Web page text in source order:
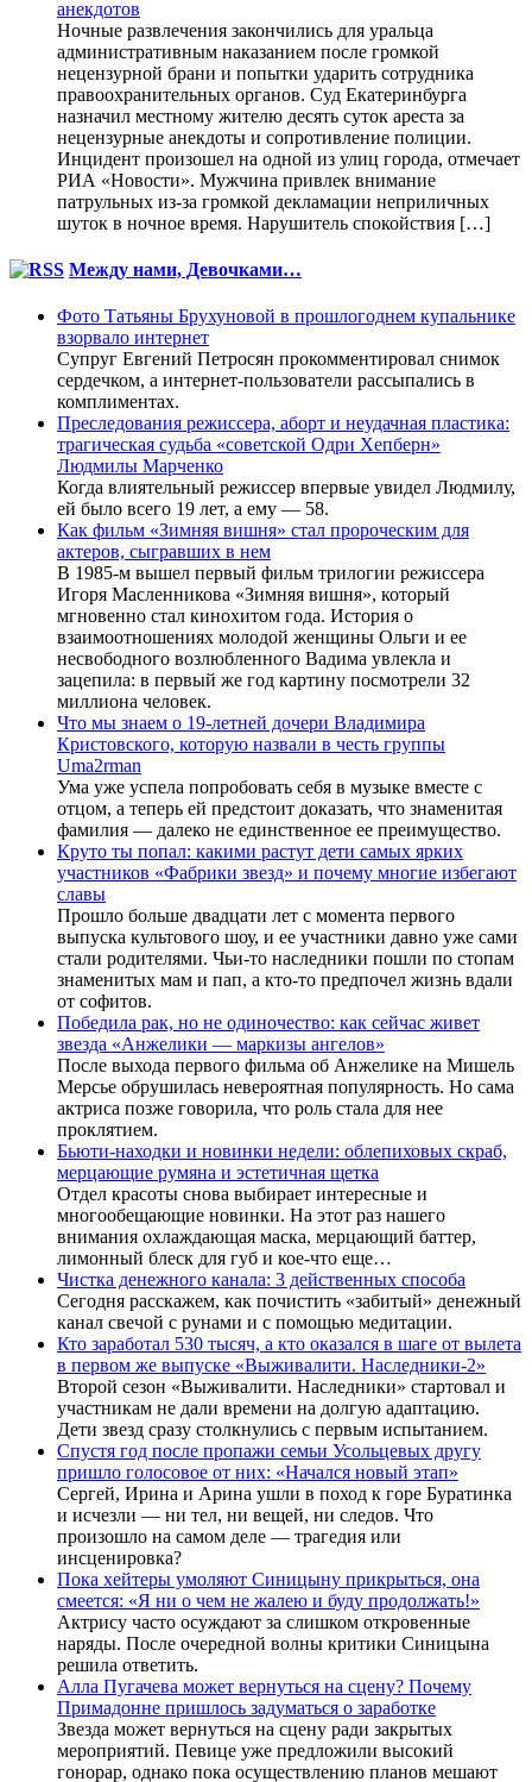
анекдотов
Ночные развлечения закончились для уральца
административным наказанием после громкой
нецензурной брани и попытки ударить сотрудника
правоохранительных органов. Суд Екатеринбурга
назначил местному жителю десять суток ареста за
нецензурные анекдоты и сопротивление полиции.
Инцидент произошел на одной из улиц города, отмечает
РИА «Новости». Мужчина привлек внимание
патрульных из-за громкой декламации неприличных
шуток в ночное время. Нарушитель спокойствия […]
Между нами, Девочками…
Фото Татьяны Брухуновой в прошлогоднем купальнике
взорвало интернет
Супруг Евгений Петросян прокомментировал снимок
сердечком, а интернет-пользователи рассыпались в
комплиментах.
Преследования режиссера, аборт и неудачная пластика:
трагическая судьба «советской Одри Хепберн»
Людмилы Марченко
Когда влиятельный режиссер впервые увидел Людмилу,
ей было всего 19 лет, а ему — 58.
Как фильм «Зимняя вишня» стал пророческим для
актеров, сыгравших в нем
В 1985-м вышел первый фильм трилогии режиссера
Игоря Масленникова «Зимняя вишня», который
мгновенно стал кинохитом года. История о
взаимоотношениях молодой женщины Ольги и ее
несвободного возлюбленного Вадима увлекла и
зацепила: в первый же год картину посмотрели 32
миллиона человек.
Что мы знаем о 19-летней дочери Владимира
Кристовского, которую назвали в честь группы
Uma2rman
Ума уже успела попробовать себя в музыке вместе с
отцом, а теперь ей предстоит доказать, что знаменитая
фамилия — далеко не единственное ее преимущество.
Круто ты попал: какими растут дети самых ярких
участников «Фабрики звезд» и почему многие избегают
славы
Прошло больше двадцати лет с момента первого
выпуска культового шоу, и ее участники давно уже сами
стали родителями. Чьи-то наследники пошли по стопам
знаменитых мам и пап, а кто-то предпочел жизнь вдали
от софитов.
Победила рак, но не одиночество: как сейчас живет
звезда «Анжелики — маркизы ангелов»
После выхода первого фильма об Анжелике на Мишель
Мерсье обрушилась невероятная популярность. Но сама
актриса позже говорила, что роль стала для нее
проклятием.
Бьюти-находки и новинки недели: облепиховых скраб,
мерцающие румяна и эстетичная щетка
Отдел красоты снова выбирает интересные и
многообещающие новинки. На этот раз нашего
внимания охлаждающая маска, мерцающий баттер,
лимонный блеск для губ и кое-что еще…
Чистка денежного канала: 3 действенных способа
Сегодня расскажем, как почистить «забитый» денежный
канал свечой с рунами и с помощью медитации.
Кто заработал 530 тысяч, а кто оказался в шаге от вылета
в первом же выпуске «Выживалити. Наследники-2»
Второй сезон «Выживалити. Наследники» стартовал и
участникам не дали времени на долгую адаптацию.
Дети звезд сразу столкнулись с первым испытанием.
Спустя год после пропажи семьи Усольцевых другу
пришло голосовое от них: «Начался новый этап»
Сергей, Ирина и Арина ушли в поход к горе Буратинка
и исчезли — ни тел, ни вещей, ни следов. Что
произошло на самом деле — трагедия или
инсценировка?
Пока хейтеры умоляют Синицыну прикрыться, она
смеется: «Я ни о чем не жалею и буду продолжать!»
Актрису часто осуждают за слишком откровенные
наряды. После очередной волны критики Синицына
решила ответить.
Алла Пугачева может вернуться на сцену? Почему
Примадонне пришлось задуматься о заработке
Звезда может вернуться на сцену ради закрытых
мероприятий. Певице уже предложили высокий
гонорар, однако пока осуществлению планов мешают